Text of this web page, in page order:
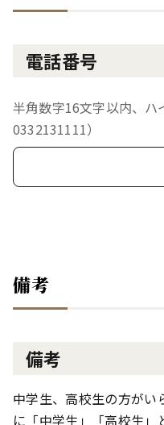
電話番号
半角数字16文字以内、ハ
0332131111）
備考
備考
中学生、高校生の方が
に「中学生」「高校生」